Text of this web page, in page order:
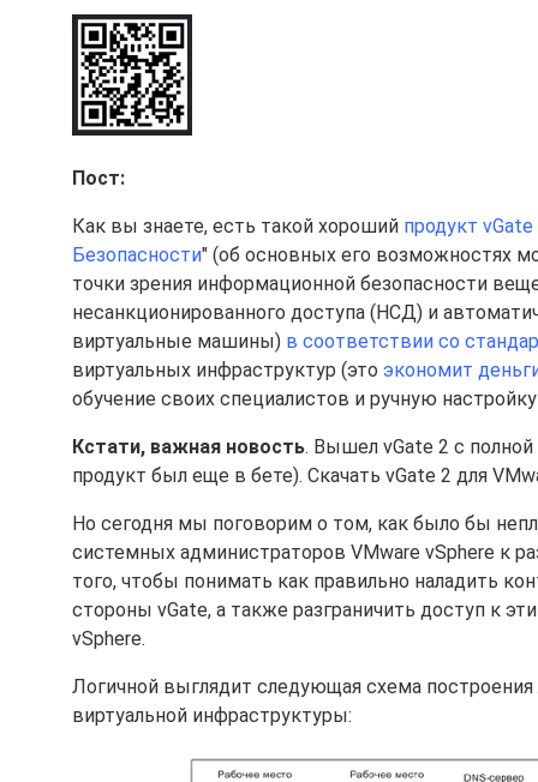
Пост:
Как вы знаете, есть такой хороший продукт vGate
Безопасности" (об основных его возможностях
точки зрения информационной безопасности
несанкционированного доступа (НСД) и
виртуальные машины) в соответствии со
виртуальных инфраструктур (это экономит
обучение своих специалистов и ручную
Кстати, важная новость. Вышел vGate 2 с
продукт был еще в бете). Скачать vGate 2 для
Но сегодня мы поговорим о том, как было бы
системных администраторов VMware vSphere к
того, чтобы понимать как правильно наладить
стороны vGate, а также разграничить доступ к
vSphere.
Логичной выглядит следующая схема
виртуальной инфраструктуры: